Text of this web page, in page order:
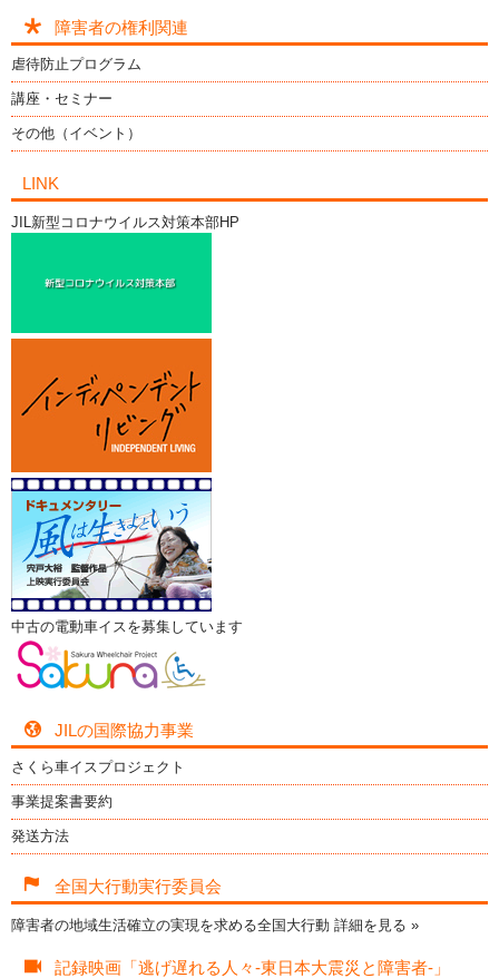
障害者の権利関連
虐待防止プログラム
講座・セミナー
その他（イベント）
LINK
JIL新型コロナウイルス対策本部HP
中古の電動車イスを募集しています
JILの国際協力事業
さくら車イスプロジェクト
事業提案書要約
発送方法
全国大行動実行委員会
障害者の地域生活確立の実現を求める全国大行動 詳細を見る »
記録映画「逃げ遅れる人々-東日本大震災と障害者-」